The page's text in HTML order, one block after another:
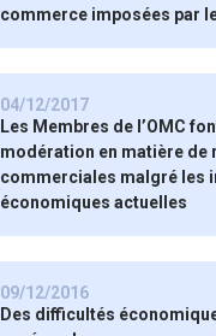
commerce imposées par
04/12/2017
Les Membres de l’OMC
modération en matière de
commerciales malgré les
économiques actuelles
09/12/2016
Des difficultés